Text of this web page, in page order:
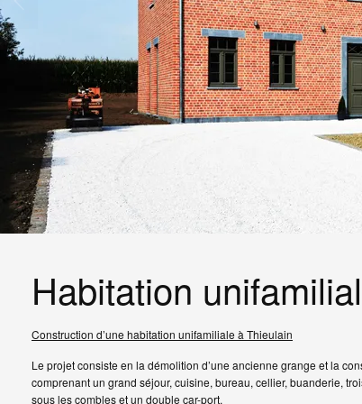
Habitation
Construction d’une habitation unifamiliale à Thieulain
Le projet consiste en la démolition d’une ancienne grange et la
comprenant un grand séjour, cuisine, bureau, cellier, buanderie,
sous les combles et un double car-port.